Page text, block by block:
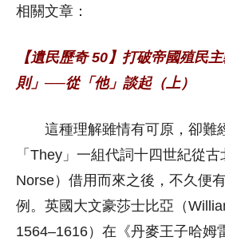
相關文章：
【遺民歷奇 50】打破帝國殖民
則」──從「他」談起（上）
這種理解雖情有可原，卻難經
「They」一組代詞十四世紀從
Norse）借用而來之後，不久便
例。英國大文豪莎士比亞（
1564–1616）在《丹麥王子哈姆